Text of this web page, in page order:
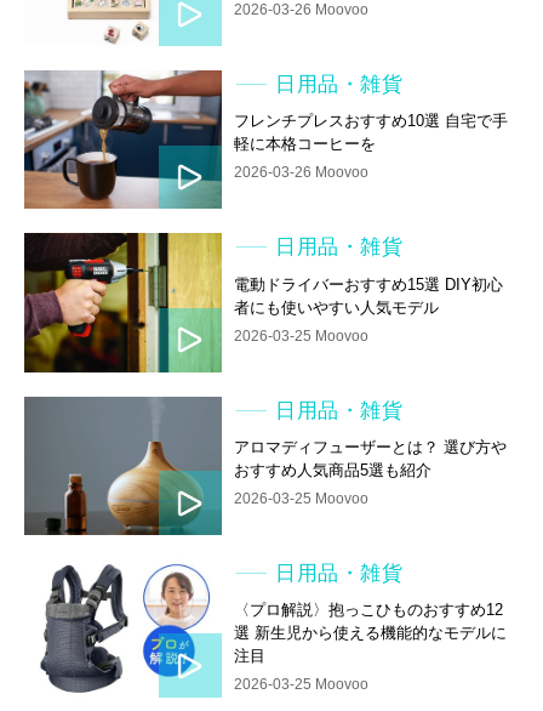
2026-03-26 Moovoo
日用品・雑貨
フレンチプレスおすすめ10選 自宅で手
軽に本格コーヒーを
2026-03-26 Moovoo
日用品・雑貨
電動ドライバーおすすめ15選 DIY初心
者にも使いやすい人気モデル
2026-03-25 Moovoo
日用品・雑貨
アロマディフューザーとは？ 選び方や
おすすめ人気商品5選も紹介
2026-03-25 Moovoo
日用品・雑貨
〈プロ解説〉抱っこひものおすすめ12
選 新生児から使える機能的なモデルに
注目
2026-03-25 Moovoo